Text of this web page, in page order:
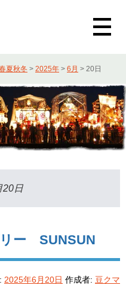
夏秋冬 > 2025年 > 6月 > 20日
20日
ー SUNSUN
2025年6月20日 作成者: 豆クマ